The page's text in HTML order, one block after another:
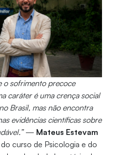
o sofrimento precoce
caráter é uma crença social
Brasil, mas não encontra
evidências científicas sobre
— Mateus Estevam
curso de Psicologia e do